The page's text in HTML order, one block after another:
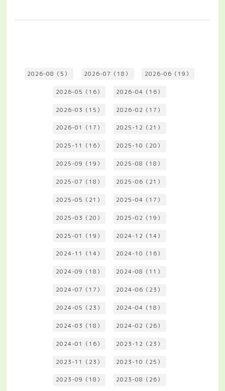
2026-08（5） 2026-07（18） 2026-06（19）
2026-05（16） 2026-04（16）
2026-03（15） 2026-02（17）
2026-01（17） 2025-12（21）
2025-11（16） 2025-10（20）
2025-09（19） 2025-08（18）
2025-07（18） 2025-06（21）
2025-05（21） 2025-04（17）
2025-03（20） 2025-02（19）
2025-01（19） 2024-12（14）
2024-11（14） 2024-10（16）
2024-09（18） 2024-08（11）
2024-07（17） 2024-06（23）
2024-05（23） 2024-04（18）
2024-03（18） 2024-02（26）
2024-01（16） 2023-12（23）
2023-11（23） 2023-10（25）
2023-09（18） 2023-08（26）